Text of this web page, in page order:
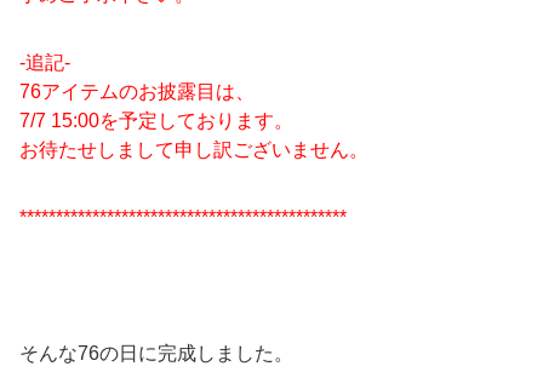
-追記-
76アイテムのお披露目は、
7/7 15:00を予定しております。
お待たせしまして申し訳ございません。
*********************************************
そんな76の日に完成しました。